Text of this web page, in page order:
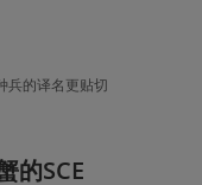
兵的译名更贴切
的SCE